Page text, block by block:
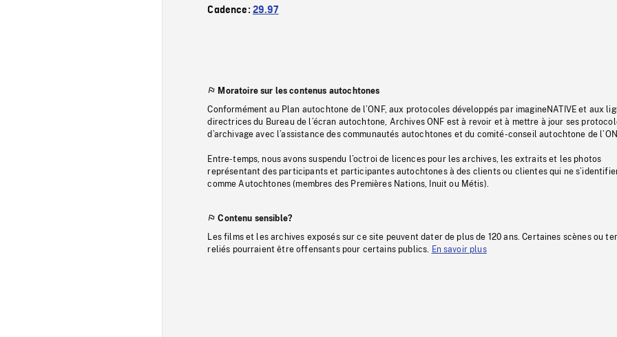
Cadence: 29.97
Moratoire sur les contenus autochtones
Conformément au Plan autochtone de l’ONF, aux protocoles développés par imagineNATIVE et aux
directrices du Bureau de l’écran autochtone, Archives ONF est à revoir et à mettre à jour ses
d’archivage avec l’assistance des communautés autochtones et du comité-conseil autochtone de
Entre-temps, nous avons suspendu l’octroi de licences pour les archives, les extraits et les photos
représentant des participants et participantes autochtones à des clients ou clientes qui ne
comme Autochtones (membres des Premières Nations, Inuit ou Métis).
Contenu sensible?
Les films et les archives exposés sur ce site peuvent dater de plus de 120 ans. Certaines scènes ou
reliés pourraient être offensants pour certains publics.
En savoir plus